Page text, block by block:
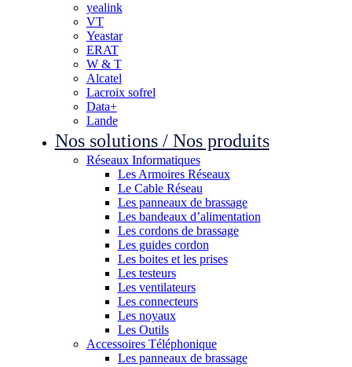
yealink
VT
Yeastar
ERAT
W & T
Alcatel
Lacroix sofrel
Data+
Lande
Nos solutions / Nos produits
Réseaux Informatiques
Les Armoires Réseaux
Le Cable Réseau
Les panneaux de brassage
Les bandeaux d’alimentation
Les cordons de brassage
Les guides cordon
Les boites et les prises
Les testeurs
Les ventilateurs
Les connecteurs
Les noyaux
Les Outils
Accessoires Téléphonique
Les panneaux de brassage